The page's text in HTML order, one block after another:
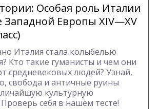
Особая роль Италии
Западной Европы XIV—XV
Италия стала колыбелью
Кто такие гуманисты и чем они
средневековых людей? Узнай,
свобода и античные руины
культурную
себя в нашем тесте!